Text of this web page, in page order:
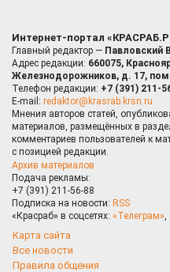
Интернет-портал
Главный редактор — Павловский
Адрес редакции: 660075,
Железнодорожников, д. 17,
Телефон редакции: +7 (391) 211-
E-mail: redaktor@krasrab.krsn.ru
Мнения авторов статей,
материалов, размещённых в
комментариев пользователей к
с позицией редакции.
Архив материалов
Подача рекламы:
+7 (391) 211-56-88
Подписка на новости: RSS
«Красраб» в соцсетях: «Телеграм»
Карта сайта
Все новости
Правила общения